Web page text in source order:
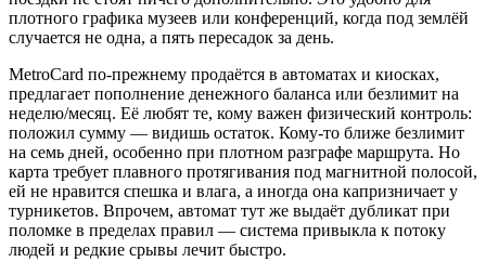
плотного графика музеев или конференций, когда под землёй
случается не одна, а пять пересадок за день.
MetroCard по‑прежнему продаётся в автоматах и киосках,
предлагает пополнение денежного баланса или безлимит на
неделю/месяц. Её любят те, кому важен физический контроль:
положил сумму — видишь остаток. Кому‑то ближе безлимит
на семь дней, особенно при плотном разграфе маршрута. Но
карта требует плавного протягивания под магнитной полосой,
ей не нравится спешка и влага, а иногда она капризничает у
турникетов. Впрочем, автомат тут же выдаёт дубликат при
поломке в пределах правил — система привыкла к потоку
людей и редкие срывы лечит быстро.